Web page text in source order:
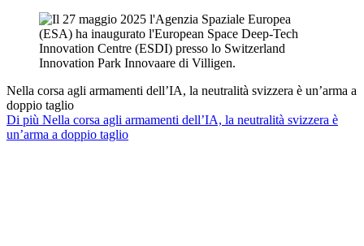
Nella corsa agli armamenti dell’IA, la neutralità svizzera è un’arma a
doppio taglio
Di più Nella corsa agli armamenti dell’IA, la neutralità svizzera è
un’arma a doppio taglio